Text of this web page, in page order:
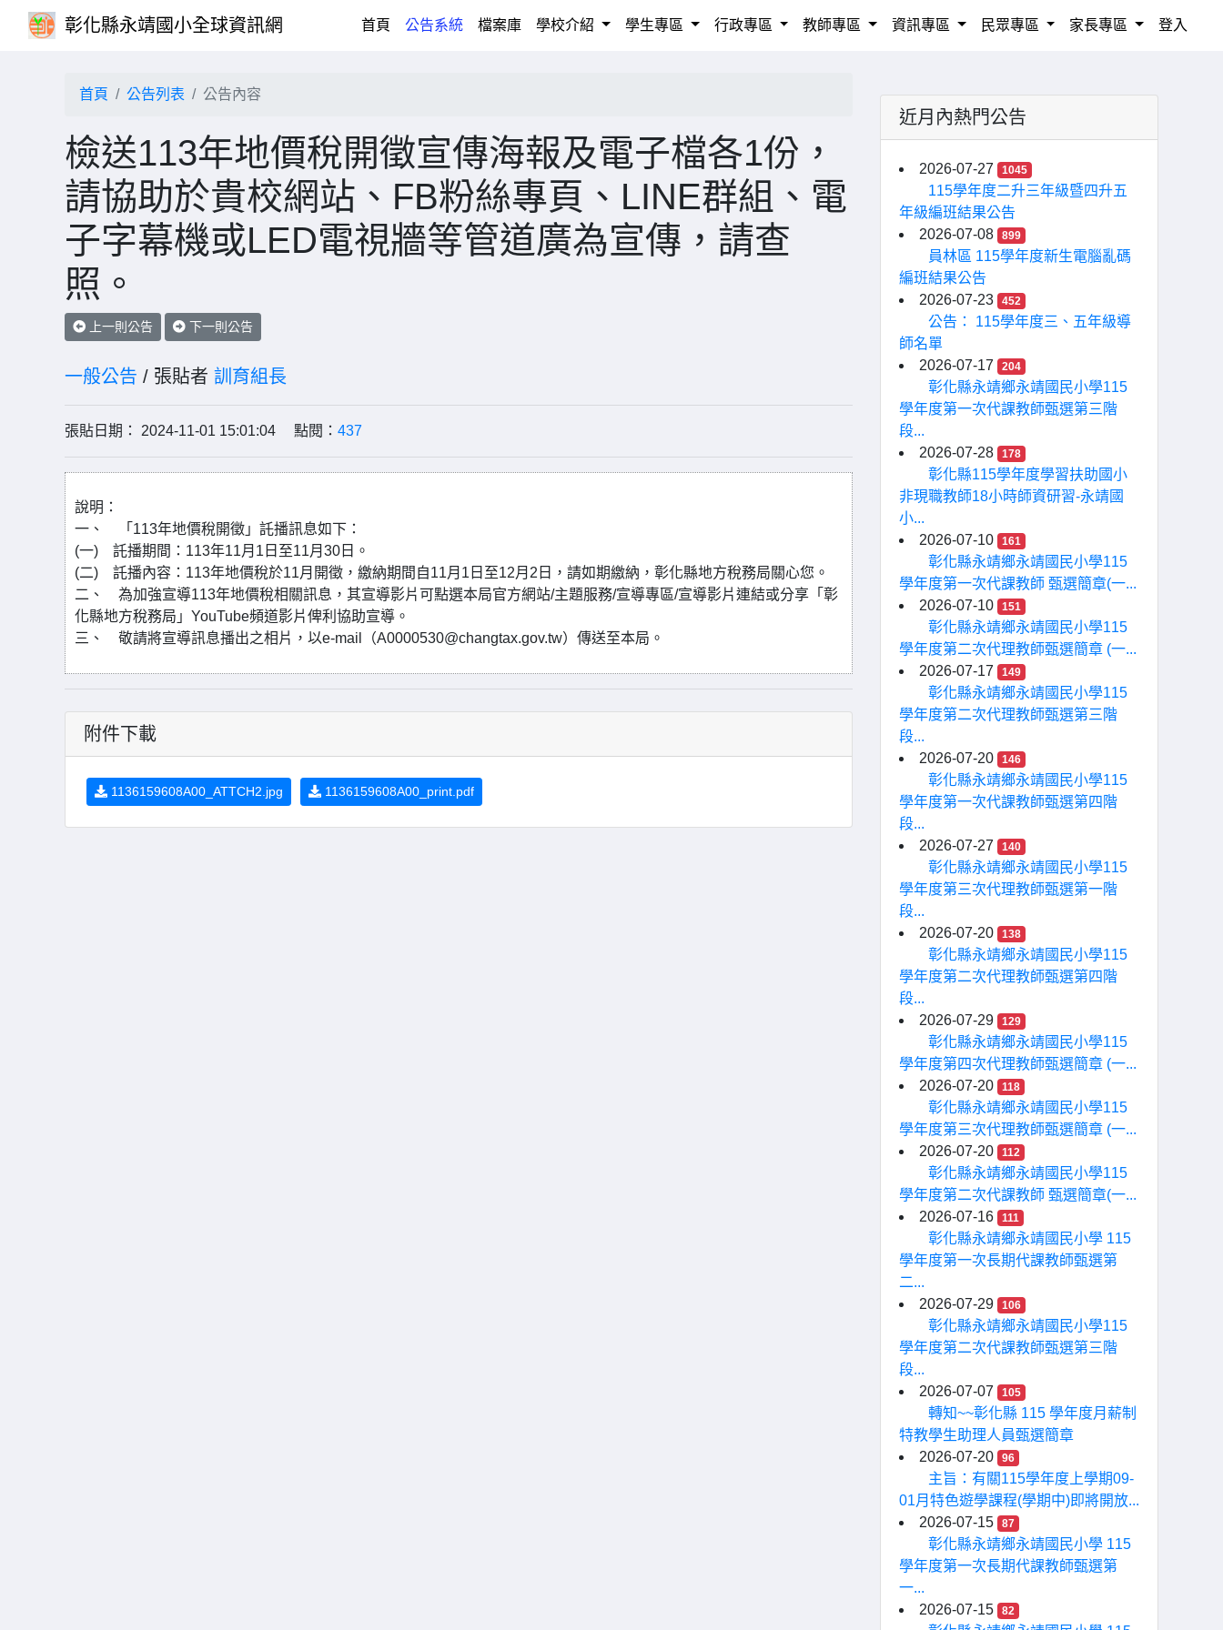
彰化縣永靖國小全球資訊網 首頁 (current)
公告系統 檔案庫 學校介紹 學生專區 行政專區 教師專區 資訊專區 民眾專區 家長專區 登入
首頁 公告列表 公告內容
檢送113年地價稅開徵宣傳海報及電子檔各1份，
請協助於貴校網站、FB粉絲專頁、LINE群組、電
子字幕機或LED電視牆等管道廣為宣傳，請查
照。
上一則公告 下一則公告
一般公告 / 張貼者 訓育組長
張貼日期： 2024-11-01 15:01:04 點閱： 437
說明：
一、 「113年地價稅開徵」託播訊息如下：
(一) 託播期間：113年11月1日至11月30日。
(二) 託播內容：113年地價稅於11月開徵，繳納期間自11月1日至12月2日，請如期繳納，彰化縣地方稅務局關心您。
二、 為加強宣導113年地價稅相關訊息，其宣導影片可點選本局官方網站/主題服務/宣導專區/宣導影片連結或分享「彰
化縣地方稅務局」YouTube頻道影片俾利協助宣導。
三、 敬請將宣導訊息播出之相片，以e-mail（A0000530@changtax.gov.tw）傳送至本局。
附件下載
1136159608A00_ATTCH2.jpg 1136159608A00_print.pdf
近月內熱門公告
2026-07-27 1045
115學年度二升三年級暨四升五
年級編班結果公告
2026-07-08
899
員林區 115學年度新生電腦亂碼
編班結果公告
2026-07-23
452
公告： 115學年度三、五年級導
師名單
2026-07-17
204
彰化縣永靖鄉永靖國民小學115
學年度第一次代課教師甄選第三階
段...
2026-07-28
178
彰化縣115學年度學習扶助國小
非現職教師18小時師資研習-永靖國
小...
2026-07-10
161
彰化縣永靖鄉永靖國民小學115
學年度第一次代課教師 甄選簡章(一...
2026-07-10
151
彰化縣永靖鄉永靖國民小學115
學年度第二次代理教師甄選簡章 (一...
2026-07-17
149
彰化縣永靖鄉永靖國民小學115
學年度第二次代理教師甄選第三階
段...
2026-07-20
146
彰化縣永靖鄉永靖國民小學115
學年度第一次代課教師甄選第四階
段...
2026-07-27
140
彰化縣永靖鄉永靖國民小學115
學年度第三次代理教師甄選第一階
段...
2026-07-20
138
彰化縣永靖鄉永靖國民小學115
學年度第二次代理教師甄選第四階
段...
2026-07-29
129
彰化縣永靖鄉永靖國民小學115
學年度第四次代理教師甄選簡章 (一...
2026-07-20
118
彰化縣永靖鄉永靖國民小學115
學年度第三次代理教師甄選簡章 (一...
2026-07-20
112
彰化縣永靖鄉永靖國民小學115
學年度第二次代課教師 甄選簡章(一...
2026-07-16
111
彰化縣永靖鄉永靖國民小學 115
學年度第一次長期代課教師甄選第
二...
2026-07-29
106
彰化縣永靖鄉永靖國民小學115
學年度第二次代課教師甄選第三階
段...
2026-07-07
105
轉知~~彰化縣 115 學年度月薪制
特教學生助理人員甄選簡章
2026-07-20
96
主旨：有關115學年度上學期09-
01月特色遊學課程(學期中)即將開放...
2026-07-15
87
彰化縣永靖鄉永靖國民小學 115
學年度第一次長期代課教師甄選第
一...
2026-07-15
82